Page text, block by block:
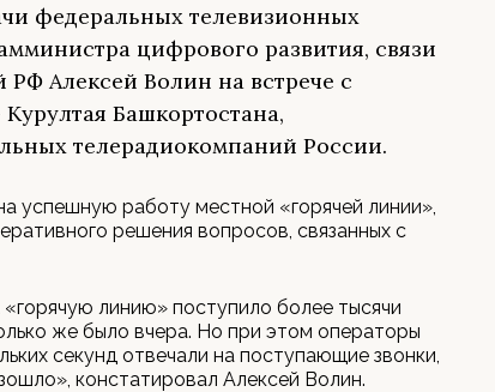
федеральных телевизионных
цифрового развития, связи
Алексей Волин на встрече с
Башкортостана,
телерадиокомпаний России.
успешную работу местной «горячей линии»,
решения вопросов, связанных с
«горячую линию» поступило более тысячи
же было вчера. Но при этом операторы
секунд отвечали на поступающие звонки,
констатировал Алексей Волин.